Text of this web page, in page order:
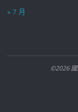
« 7 月
©2026 國